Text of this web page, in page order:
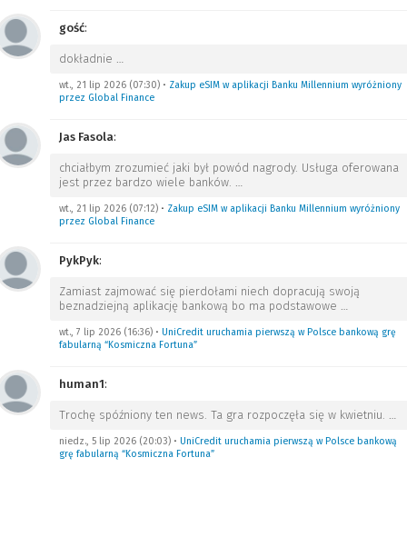
gość:
dokładnie …
wt., 21 lip 2026 (07:30) • Zakup eSIM w aplikacji Banku Millennium wyróżniony
przez Global Finance
Jas Fasola:
chciałbym zrozumieć jaki był powód nagrody. Usługa oferowana
jest przez bardzo wiele banków. …
wt., 21 lip 2026 (07:12) • Zakup eSIM w aplikacji Banku Millennium wyróżniony
przez Global Finance
PykPyk:
Zamiast zajmować się pierdołami niech dopracują swoją
beznadziejną aplikację bankową bo ma podstawowe …
wt., 7 lip 2026 (16:36) • UniCredit uruchamia pierwszą w Polsce bankową grę
fabularną “Kosmiczna Fortuna”
human1:
Trochę spóźniony ten news. Ta gra rozpoczęła się w kwietniu. …
niedz., 5 lip 2026 (20:03) • UniCredit uruchamia pierwszą w Polsce bankową
grę fabularną “Kosmiczna Fortuna”